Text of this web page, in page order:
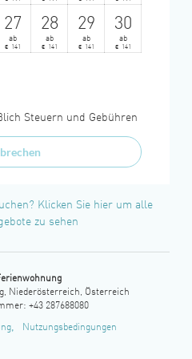
Spiegelschrank
mit Schiebetüre, WC,
27
ab
€ 141
28
ab
€ 141
29
ab
€ 141
30
ab
€ 141
Steuern und Gebühren
Klicken Sie hier um alle
zu sehen
Niederösterreich
Österreich
:+43 287688080
Nutzungsbedingungen